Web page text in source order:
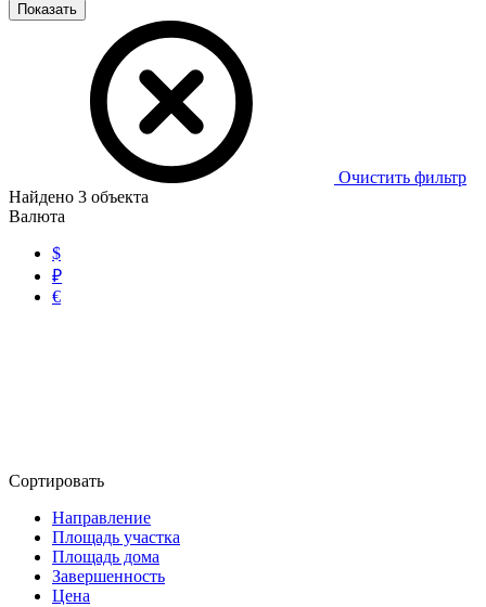
Показать
Очистить фильтр
Найдено 3 объекта
Валюта
$
₽
€
Сортировать
Направление
Площадь участка
Площадь дома
Завершенность
Цена